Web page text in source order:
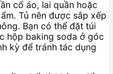
cổ áo, lai quần hoặc
Tủ nên được sắp xếp
Bạn có thể đặt túi
hộp baking soda ở góc
kỳ để tránh tác dụng